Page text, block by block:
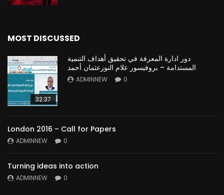
MOST DISCUSSED
32:37
دور ادارة المعرفة في تحقيق أهداف التنمية
المستدامة – بروفيسور علام النورعثمان أحمد
ADMINNEW 0
London 2016 – Call for Papers
ADMINNEW 0
Turning ideas into action
ADMINNEW 0